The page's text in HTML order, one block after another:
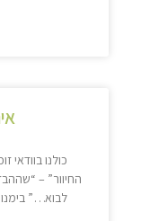
כולנו
החיוור” –
לבוא…”